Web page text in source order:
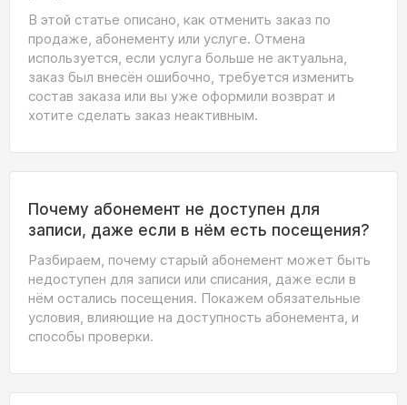
В этой статье описано, как отменить заказ по
продаже, абонементу или услуге. Отмена
используется, если услуга больше не актуальна,
заказ был внесён ошибочно, требуется изменить
состав заказа или вы уже оформили возврат и
хотите сделать заказ неактивным.
Почему абонемент не доступен для
записи, даже если в нём есть посещения?
Разбираем, почему старый абонемент может быть
недоступен для записи или списания, даже если в
нём остались посещения. Покажем обязательные
условия, влияющие на доступность абонемента, и
способы проверки.